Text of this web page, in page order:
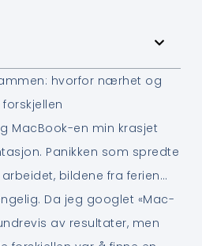
hvorfor nærhet og
MacBook-en min krasjet
Panikken som spredte
bildene fra ferien…
Da jeg googlet «Mac-
av resultater, men